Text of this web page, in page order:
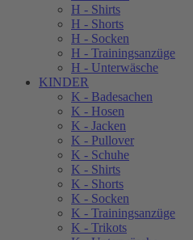
H - Shirts
H - Shorts
H - Socken
H - Trainingsanzüge
H - Unterwäsche
KINDER
K - Badesachen
K - Hosen
K - Jacken
K - Pullover
K - Schuhe
K - Shirts
K - Shorts
K - Socken
K - Trainingsanzüge
K - Trikots